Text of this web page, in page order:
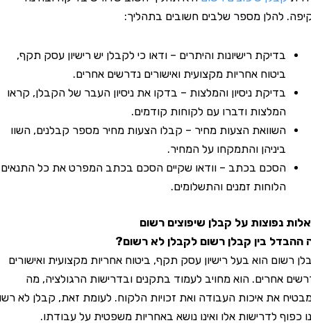
מספר שלבים חשובים בתהליך:
בדיקת רישיונות והיתרים – ודאו כי לקבלן יש רישיון עסק תקף,
ביטוח אחריות מקצועית ואישורים נדרשים אחרים.
בדיקת ניסיון והמלצות – בדקו את ניסיון העבר של הקבלן, קראו
המלצות ודברו עם לקוחות קודמים.
השוואת הצעות מחיר – קבלו הצעות מחיר מספר קבלנים, השוו
ביניהן והתמקחו על המחיר.
הסכם בכתב – וודאו שקיים הסכם בכתב המפרט את כל התנאים,
הלוחות זמנים והתשלומים.
על קבלן שיפוצים רשום
בין קבלן רשום לקבלן לא רשום?
הוא בעל רישיון עסק תקף, ביטוח אחריות מקצועית ואישורים
הוא מחויב לעמוד בתקנים ובדרישות הרגולציה, מה
את איכות העבודה ואת זכויות הלקוח. לעומת זאת, קבלן לא רשום
לדרישות אלו ואינו נושא באחריות משפטית על עבודתו.